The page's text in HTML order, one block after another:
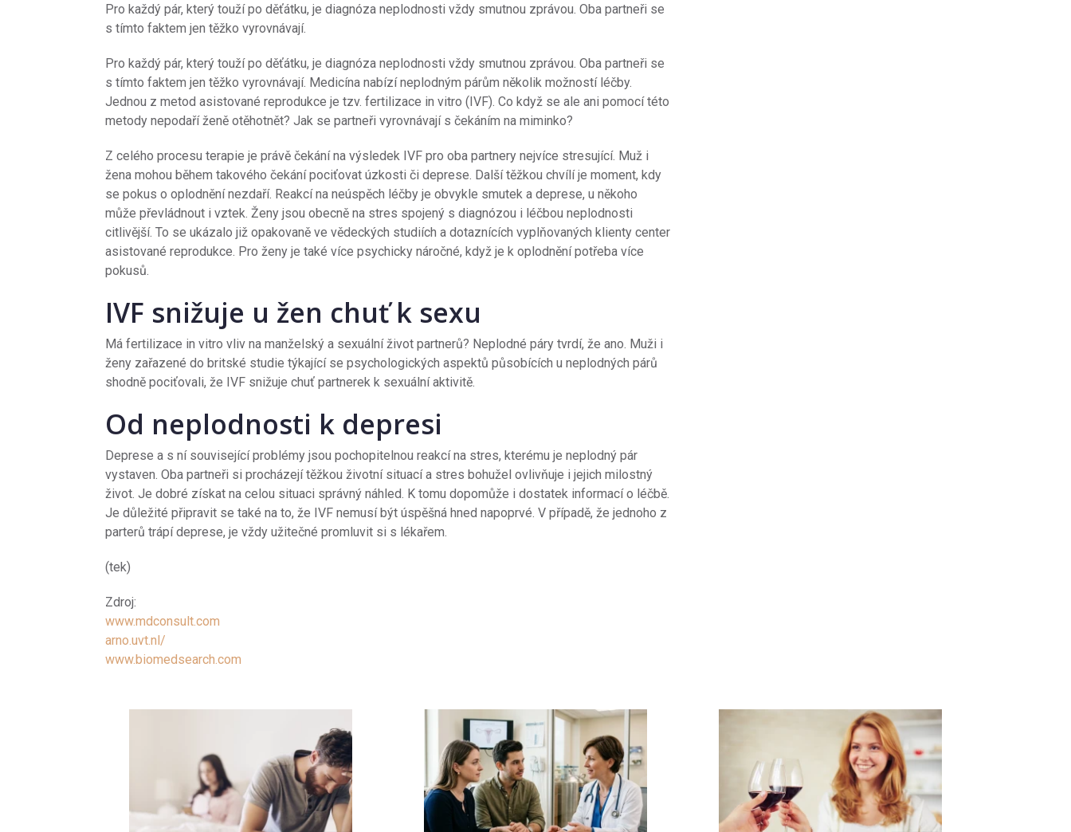
Pro každý pár, který touží po děťátku, je diagnóza neplodnosti vždy smutnou zprávou. Oba partneři se
s tímto faktem jen těžko vyrovnávají.
Pro každý pár, který touží po děťátku, je diagnóza neplodnosti vždy smutnou zprávou. Oba partneři se
s tímto faktem jen těžko vyrovnávají. Medicína nabízí neplodným párům několik možností léčby.
Jednou z metod asistované reprodukce je tzv. fertilizace in vitro (IVF). Co když se ale ani pomocí této
metody nepodaří ženě otěhotnět? Jak se partneři vyrovnávají s čekáním na miminko?
Z celého procesu terapie je právě čekání na výsledek IVF pro oba partnery nejvíce stresující. Muž i
žena mohou během takového čekání pociťovat úzkosti či deprese. Další těžkou chvílí je moment, kdy
se pokus o oplodnění nezdaří. Reakcí na neúspěch léčby je obvykle smutek a deprese, u někoho
může převládnout i vztek. Ženy jsou obecně na stres spojený s diagnózou i léčbou neplodnosti
citlivější. To se ukázalo již opakovaně ve vědeckých studiích a dotaznících vyplňovaných klienty center
asistované reprodukce. Pro ženy je také více psychicky náročné, když je k oplodnění potřeba více
pokusů.
IVF snižuje u žen chuť k sexu
Má fertilizace in vitro vliv na manželský a sexuální život partnerů? Neplodné páry tvrdí, že ano. Muži i
ženy zařazené do britské studie týkající se psychologických aspektů působících u neplodných párů
shodně pociťovali, že IVF snižuje chuť partnerek k sexuální aktivitě.
Od neplodnosti k depresi
Deprese a s ní související problémy jsou pochopitelnou reakcí na stres, kterému je neplodný pár
vystaven. Oba partneři si procházejí těžkou životní situací a stres bohužel ovlivňuje i jejich milostný
život. Je dobré získat na celou situaci správný náhled. K tomu dopomůže i dostatek informací o léčbě.
Je důležité připravit se také na to, že IVF nemusí být úspěšná hned napoprvé. V případě, že jednoho z
parterů trápí deprese, je vždy užitečné promluvit si s lékařem.
(tek)
Zdroj:
www.mdconsult.com
arno.uvt.nl/
www.biomedsearch.com